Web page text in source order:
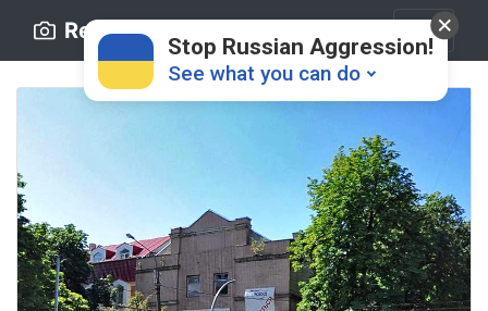
Retro.ck.ua
Stop Russian Aggression!
See what you can do